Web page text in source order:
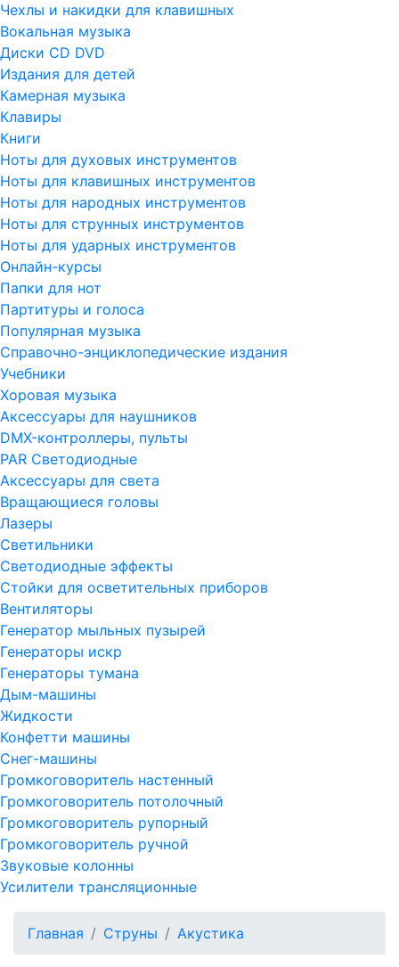
Чехлы и накидки для клавишных
Вокальная музыка
Диски CD DVD
Издания для детей
Камерная музыка
Клавиры
Книги
Ноты для духовых инструментов
Ноты для клавишных инструментов
Ноты для народных инструментов
Ноты для струнных инструментов
Ноты для ударных инструментов
Онлайн-курсы
Папки для нот
Партитуры и голоса
Популярная музыка
Справочно-энциклопедические издания
Учебники
Хоровая музыка
Аксессуары для наушников
DMX-контроллеры, пульты
PAR Светодиодные
Аксессуары для света
Вращающиеся головы
Лазеры
Светильники
Светодиодные эффекты
Стойки для осветительных приборов
Вентиляторы
Генератор мыльных пузырей
Генераторы искр
Генераторы тумана
Дым-машины
Жидкости
Конфетти машины
Снег-машины
Громкоговоритель настенный
Громкоговоритель потолочный
Громкоговоритель рупорный
Громкоговоритель ручной
Звуковые колонны
Усилители трансляционные
Главная Струны Акустика